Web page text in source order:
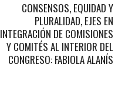
CONSENSOS, EQUIDAD Y
PLURALIDAD, EJES EN
INTEGRACIÓN DE COMISIONES
Y COMITÉS AL INTERIOR DEL
CONGRESO: FABIOLA ALANÍS